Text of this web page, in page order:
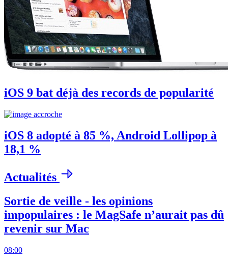
iOS 9 bat déjà des records de popularité
iOS 8 adopté à 85 %, Android Lollipop à
18,1 %
Actualités
Sortie de veille - les opinions
impopulaires : le MagSafe n’aurait pas dû
revenir sur Mac
08:00